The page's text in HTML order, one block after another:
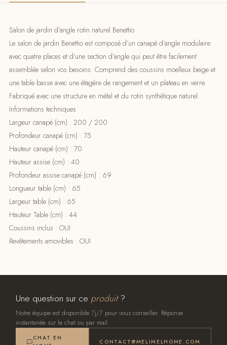
Salon de jardin d’angle rotin naturel Benettio
Le salon de jardin Benettio est composé d’un canapé d’angle modulaire
avec quatre places et d’une section d’angle qui peut être facilement
assemblée selon vos besoins. Comprend des coussins moelleux beige et
une table basse avec une étagère de rangement et un plateau en verre.
Fabriqué avec une structure en métal et du rotin synthétique naturel.
Informations techniques
Largeur canapé (cm) : 200 / 200
Profondeur canapé (cm) : 75
Hauteur canapé (cm) : 70
Hauteur assise (cm) : 40
Profondeur assise canapé (cm) : 69
Longueur table (cm) : 65
Largeur table (cm) : 65
Hauteur Table (cm) : 44
Coussins inclus : OUI
Revêtements amovibles : OUI
Une question sur ce produit?
Notre équipe est disponible 7j/7 pour vous conseiller. Réponse
instantanée sur le chat ou par mail.
CHAT EN
CONTACT@MELIMELHOME.COM